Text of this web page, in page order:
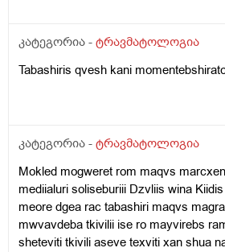
გეოგრაფიის მასწავლებელმა
ამახია ოღონდ ის ნაკლებად..
რომ მომცეთ რა ბიუჯეტი მეყოფა
Sigrilezesheidzleba tuara gasvla
კატეგორია - ტრავმატოლოგია
Tabashiris qvesh kani
კატეგორია - ტრავმატოლოგია
Mokled mogweret rom maqvs
mediialuri soliseburiii Dzvliis wina
meore dgea rac tabashiri maqvs
mwvavdeba tkivilii ise ro mayvirebs
sheteviti tkivili aseve texviti xan shua